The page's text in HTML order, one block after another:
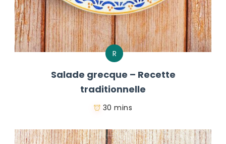
R
Salade grecque – Recette
traditionnelle
30 mins